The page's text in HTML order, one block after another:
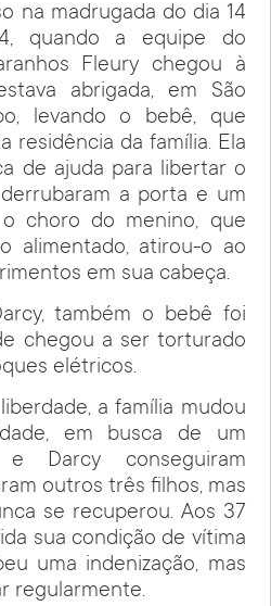
na madrugada do dia 14
quando a equipe do
Fleury chegou à
abrigada, em São
levando o bebê, que
residência da família. Ela
de ajuda para libertar o
a porta e um
choro do menino, que
alimentado, atirou-o ao
em sua cabeça.
também o bebê foi
chegou a ser torturado
elétricos.
a família mudou
em busca de um
e Darcy conseguiram
outros três filhos, mas
se recuperou. Aos 37
sua condição de vítima
uma indenização, mas
regularmente.